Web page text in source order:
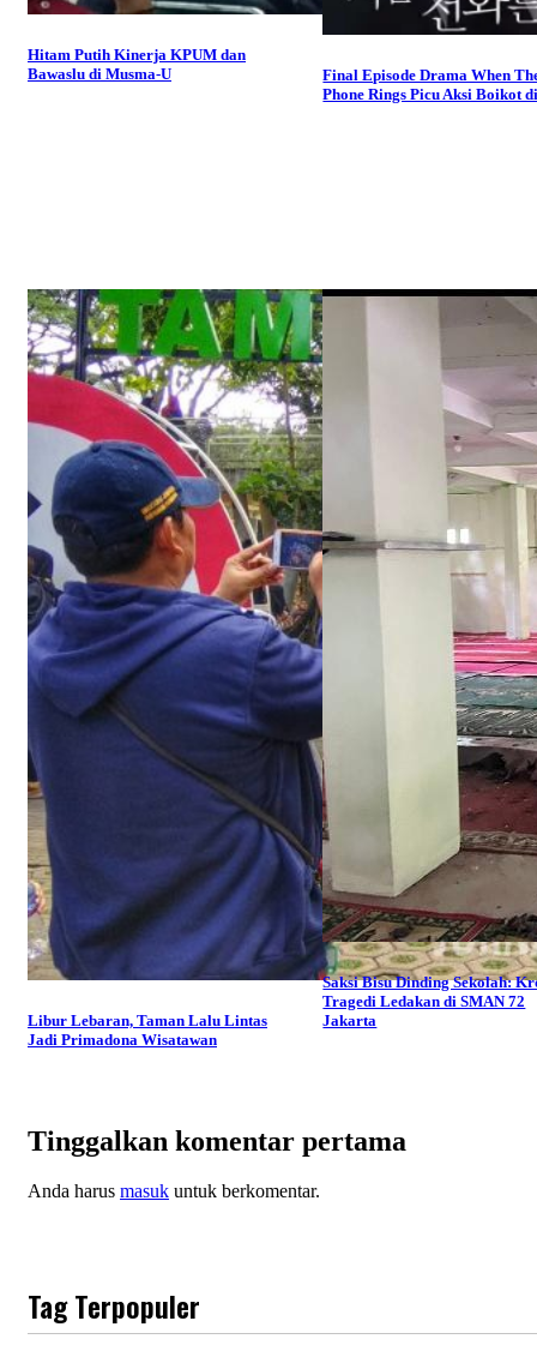
Hitam Putih Kinerja KPUM dan
Bawaslu di Musma-U
Final Episode Drama When
Phone Rings Picu Aksi Boikot
Libur Lebaran, Taman Lalu Lintas
Jadi Primadona Wisatawan
Saksi Bisu Dinding Sekolah:
Tragedi Ledakan di SMAN 72
Jakarta
Tinggalkan komentar pertama
Anda harus masuk untuk berkomentar.
Tag Terpopuler